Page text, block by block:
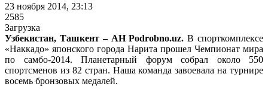
23 ноября 2014, 23:13
2585
Загрузка
Узбекистан, Ташкент – АН Podrobno.uz. В спорткомплексе
«Наккадо» японского города Нарита прошел Чемпионат мира
по самбо-2014. Планетарный форум собрал около 550
спортсменов из 82 стран. Наша команда завоевала на турнире
восемь бронзовых медалей.